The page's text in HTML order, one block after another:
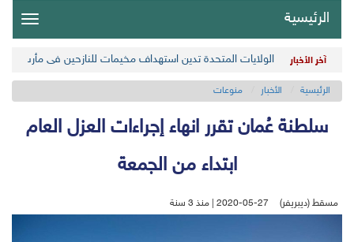
الرئيسية
آخر الأخبار الولايات المتحدة تدين استهداف مخيمات للنازحين في مأرب
الرئيسية الأخبار منوعات
سلطنة عُمان تقرر انهاء إجراءات العزل العام
ابتداء من الجمعة
مسقط (ديبريفر) 2020-05-27 | منذ 3 سنة